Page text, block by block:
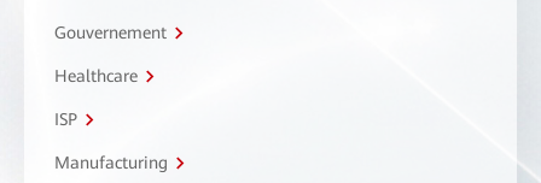
Gouvernement
Healthcare
ISP
Manufacturing